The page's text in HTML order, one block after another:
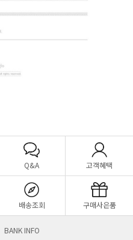
Q&A 고객혜택
배송조회 구매사은품
BANK INFO